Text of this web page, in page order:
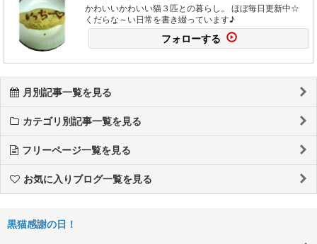
かわいいかわいい猫３匹との暮らし。 ほぼ毎日更新中☆
くだらな～い日常を書き綴っています♪
フォローする
月別記事一覧を見る
カテゴリ別記事一覧を見る
フリーページ一覧を見る
お気に入りブログ一覧を見る
黒猫感謝の日！